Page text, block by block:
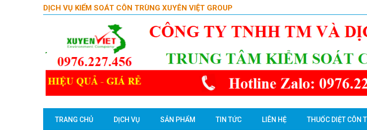
DỊCH VỤ KIỂM SOÁT CÔN TRÙNG XUYÊN VIỆT GROUP
TRANG CHỦ DỊCH VỤ SẢN PHẨM TIN TỨC LIÊN HỆ THUỐC DIỆT CÔN